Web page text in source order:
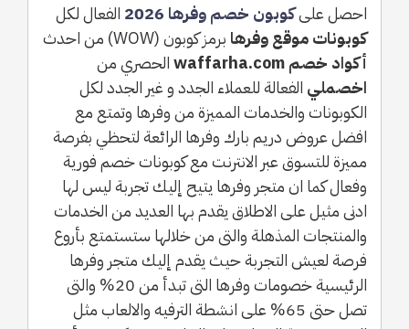
احصل علىكوبون خصم وفرها 2026
الفعال لكل
كوبونات موقع وفرها برمز كوبون (WOW) من احدث
أكواد خصم waffarha.com
الحصري من
اخصملي الفعالة للعملاء الجدد و غير الجدد لكل
الكوبونات والخدمات المميزة من وفرها وتمتع مع
افضل عروض دريم بارك وفرها الرائعة لتحظي بفرصة
مميزة للتسوق عبر الانترنت مع كوبونات خصم فورية
وفعال كما ان متجر وفرها يتيح إليك تجربة ليس لها
ادنى مثيل على الاطلاق يقدم بها العديد من الخدمات
والمنتجات المذهلة والتى من خلالها ستستمتع بأروع
فرصة لعيش التجربة حيث يقدم إليك متجر وفرها
الرئيسية خصومات وفرها التى تبدأ من 20% والتى
تصل حتى 65% على انشطة الترفيه والالعاب مثل